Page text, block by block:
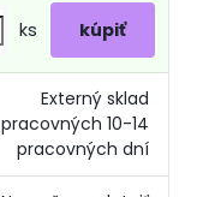
Externý sklad
pracovných 10-14
pracovných dní
ks